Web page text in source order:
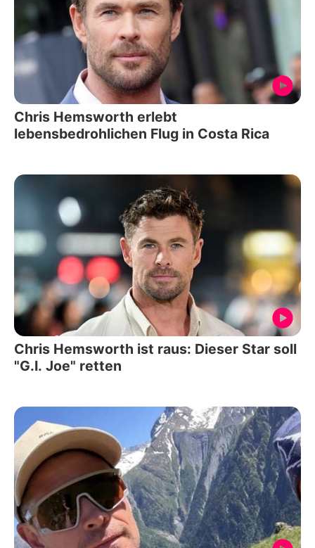
Chris Hemsworth erlebt
lebensbedrohlichen Flug in Costa Rica
Chris Hemsworth ist raus: Dieser Star soll
"G.I. Joe" retten